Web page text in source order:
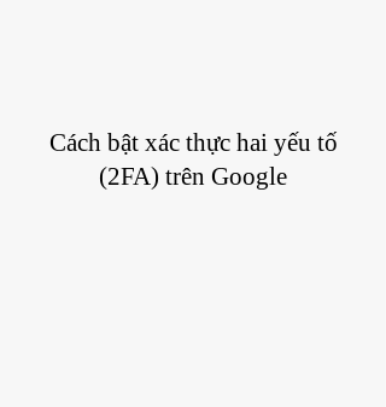
Cách bật xác thực hai yếu tố
(2FA) trên Google